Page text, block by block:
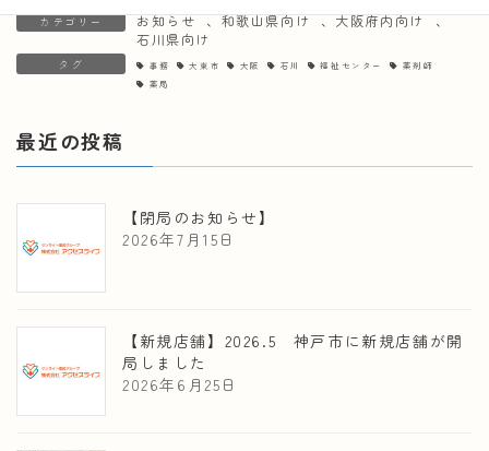
カテゴリー お知らせ 、和歌山県向け 、大阪府内向け 、
石川県向け
タグ 事務 大東市 大阪 石川 福祉センター
薬剤師
薬局
最近の投稿
【閉局のお知らせ】
2026年7月15日
【新規店舗】2026.5 神戸市に新規店舗が開
局しました
2026年6月25日